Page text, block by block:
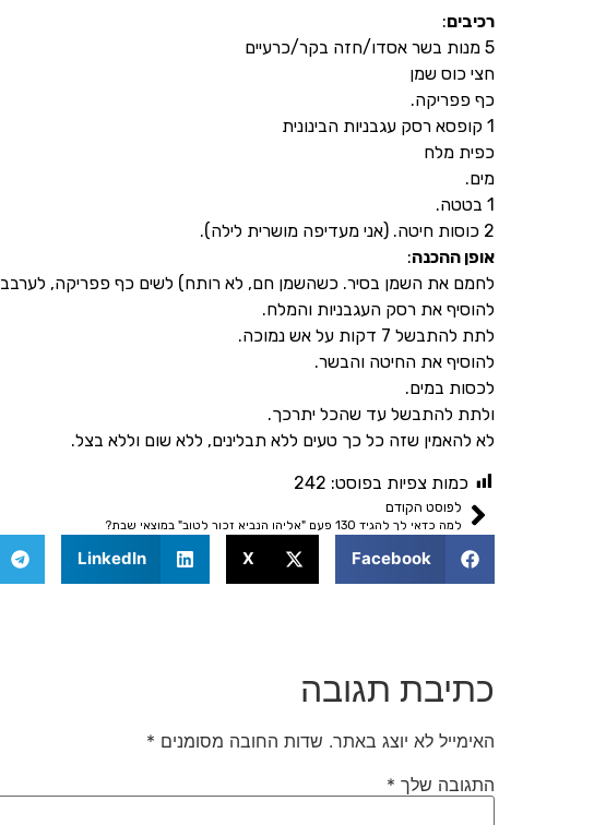
רכיבים:
5 מנות בשר אסדו/חזה בקר/כרעיים
חצי כוס שמן
כף פפריקה.
1 קופסא רסק עגבניות הבינונית
כפית מלח
מים.
1 בטטה.
2 כוסות חיטה. (אני מעדיפה מושרית לילה).
אופן ההכנה:
לחמם את השמן בסיר. כשהשמן חם, לא רותח) לשים כף פפריקה, לערבב 3 שניות ולשפוך מעל כוס מים.
להוסיף את רסק העגבניות והמלח.
לתת להתבשל 7 דקות על אש נמוכה.
להוסיף את החיטה והבשר.
לכסות במים.
ולתת להתבשל עד שהכל יתרכך.
לא להאמין שזה כל כך טעים ללא תבלינים, ללא שום וללא בצל.
כמות צפיות בפוסט: 242
לפוסט הקודם
למה כדאי לך להגיד 130 פעם "אליהו הנביא זכור לטוב" במוצאי שבת?
Facebook
X
LinkedIn
כתיבת תגובה
האימייל לא יוצג באתר. שדות החובה מסומנים *
התגובה שלך *